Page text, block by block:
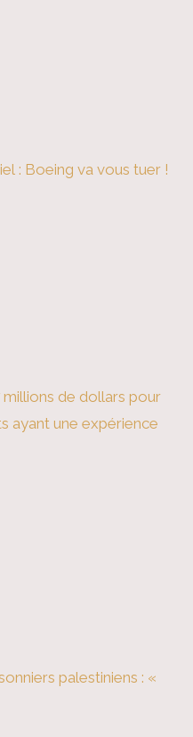
: Boeing va vous tuer !
de dollars pour
ayant une expérience
palestiniens : «